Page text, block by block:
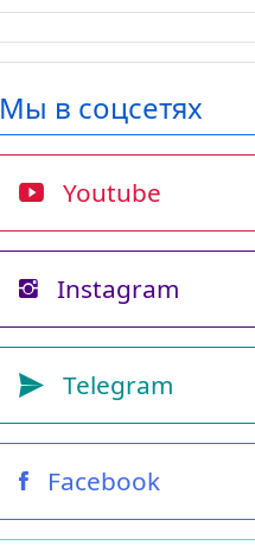
Мы в соцсетях
Youtube
Instagram
Telegram
Facebook